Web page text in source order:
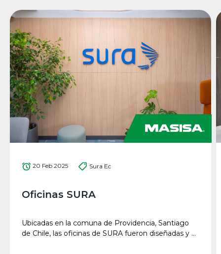
20 Feb 2025 Sura Ec
Oficinas SURA
Ubicadas en la comuna de Providencia, Santiago
de Chile, las oficinas de SURA fueron diseñadas y ...